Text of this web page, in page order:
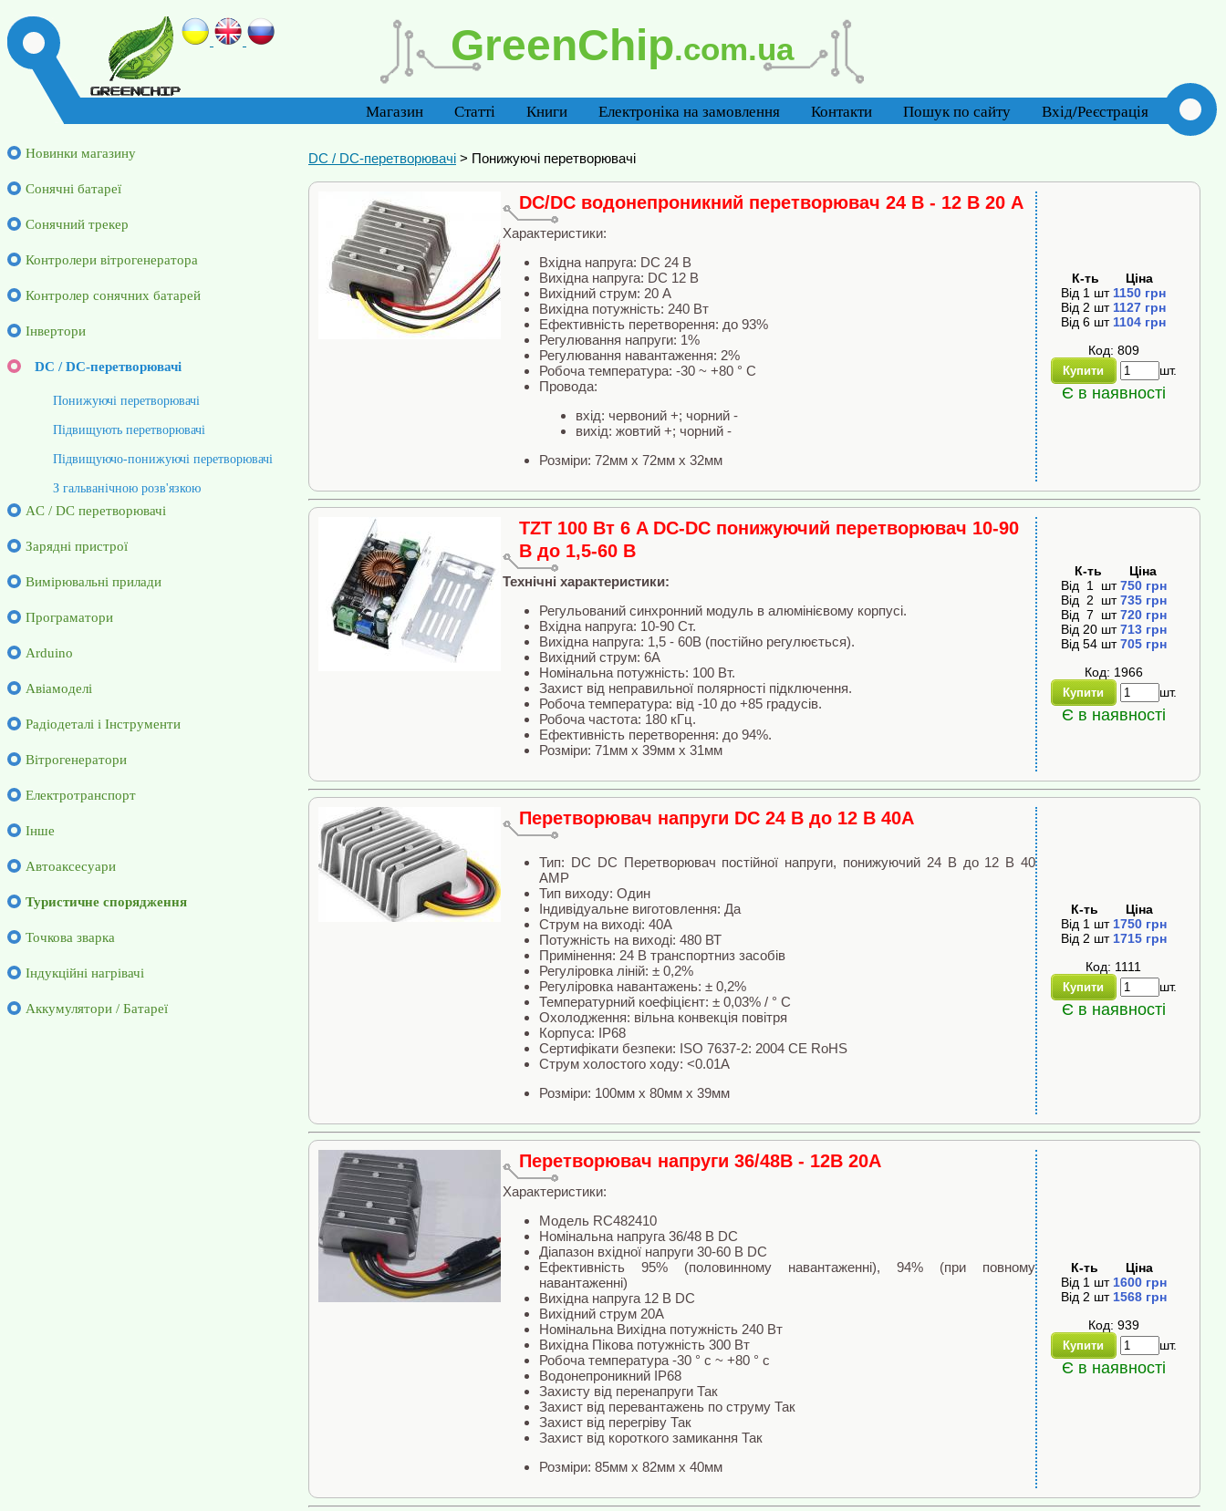
GreenChip.com.ua
Магазин Статті Книги Електроніка на замовлення Контакти Пошук по сайту Вхід/Реєстрація
DC / DC-перетворювачі > Понижуючі перетворювачі
DC/DC водонепроникний перетворювач 24 В - 12 В 20 А
Характеристики:
Вхідна напруга: DC 24 В
Вихідна напруга: DC 12 В
Вихідний струм: 20 А
Вихідна потужність: 240 Вт
Ефективність перетворення: до 93%
Регулювання напруги: 1%
Регулювання навантаження: 2%
Робоча температура: -30 ~ +80 ° С
Провода:
вхід: червоний +; чорний -
вихід: жовтий +; чорний -
Розміри: 72мм x 72мм x 32мм
К-ть
Ціна
Від 1 шт 1150 грн
Від 2 шт 1127 грн
Від 6 шт 1104 грн
Код: 809
Купити шт.
Є в наявності
TZT 100 Вт 6 A DC-DC понижуючий перетворювач 10-90
В до 1,5-60 В
Технічні характеристики:
Регульований синхронний модуль в алюмінієвому корпусі.
Вхідна напруга: 10-90 Ст.
Вихідна напруга: 1,5 - 60В (постійно регулюється).
Вихідний струм: 6A
Номінальна потужність: 100 Вт.
Захист від неправильної полярності підключення.
Робоча температура: від -10 до +85 градусів.
Робоча частота: 180 кГц.
Ефективність перетворення: до 94%.
Розміри: 71мм x 39мм x 31мм
К-ть
Ціна
Від
1 шт 750 грн
Від
2 шт 735 грн
Від 7 шт 720 грн
Від 20 шт 713 грн
Від 54 шт 705 грн
Код: 1966
Купити шт.
Є в наявності
Перетворювач напруги DC 24 В до 12 В 40A
Тип: DC DC Перетворювач постійної напруги, понижуючий 24 В до 12 В 40
AMP
Тип виходу: Один
Індивідуальне виготовлення: Да
Струм на виході: 40A
Потужність на виході: 480 ВТ
Примінення: 24 В транспортниз засобів
Регуліровка ліній: ± 0,2%
Регуліровка навантажень: ± 0,2%
Температурний коефіцієнт: ± 0,03% / ° C
Охолодження: вільна конвекція повітря
Корпуса: IP68
Сертифікати безпеки: ISO 7637-2: 2004 CE RoHS
Струм холостого ходу: <0.01A
Розміри: 100мм x 80мм x 39мм
К-ть
Ціна
Від 1 шт 1750 грн
Від 2 шт 1715 грн
Код: 1111
Купити шт.
Є в наявності
Перетворювач напруги 36/48В - 12В 20А
Характеристики:
Модель RC482410
Номінальна напруга 36/48 В DC
Діапазон вхідної напруги 30-60 В DC
Ефективність 95% (половинному навантаженні), 94% (при повному
навантаженні)
Вихідна напруга 12 В DC
Вихідний струм 20A
Номінальна Вихідна потужність 240 Вт
Вихідна Пікова потужність 300 Вт
Робоча температура -30 ° c ~ +80 ° c
Водонепроникний IP68
Захисту від перенапруги Так
Захист від перевантажень по струму Так
Захист від перегріву Так
Захист від короткого замикання Так
Розміри: 85мм x 82мм x 40мм
К-ть
Ціна
Від 1 шт 1600 грн
Від 2 шт 1568 грн
Код: 939
Купити шт.
Є в наявності
Новинки магазину
Cонячні батареї
Сонячний трекер
Контролери вітрогенератора
Контролер сонячних батарей
Інвертори
DC / DC-перетворювачі
Понижуючі перетворювачі
Підвищують перетворювачі
Підвищуючо-понижуючі перетворювачі
З гальванічною розв'язкою
AC / DC перетворювачі
Зарядні пристрої
Вимірювальні прилади
Програматори
Arduino
Авіамоделі
Радіодеталі і Інструменти
Вітрогенератори
Електротранспорт
Інше
Автоаксесуари
Туристичне спорядження
Точкова зварка
Індукційні нагрівачі
Аккумулятори / Батареї